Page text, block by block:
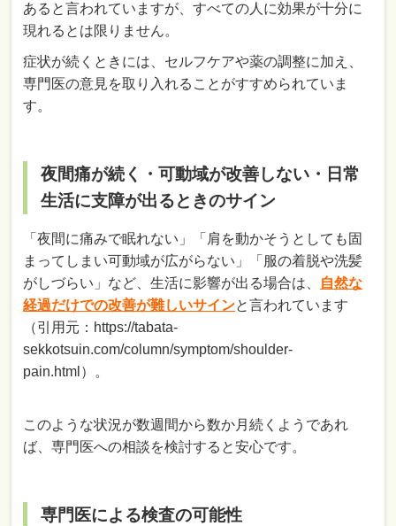
あると言われていますが、すべての人に効果が十分に
現れるとは限りません。
症状が続くときには、セルフケアや薬の調整に加え、
専門医の意見を取り入れることがすすめられていま
す。
夜間痛が続く・可動域が改善しない・日常
生活に支障が出るときのサイン
「夜間に痛みで眠れない」「肩を動かそうとしても固
まってしまい可動域が広がらない」「服の着脱や洗髪
がしづらい」など、生活に影響が出る場合は、
自然な
経過だけでの改善が難しいサインと言われています
（引用元：https://tabata-
sekkotsuin.com/column/symptom/shoulder-
pain.html）。
このような状況が数週間から数か月続くようであれ
ば、専門医への相談を検討すると安心です。
専門医による検査の可能性